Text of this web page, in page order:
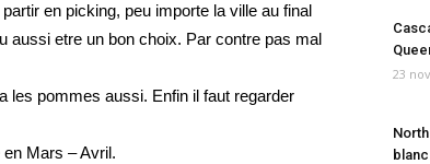
en picking, peu importe la ville au final
aussi etre un bon choix. Par contre pas mal
les pommes aussi. Enfin il faut regarder
Mars – Avril.
23